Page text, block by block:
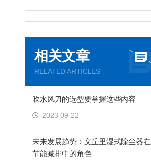
相关文章
RELATED ARTICLES
吹水风刀的选型要掌握这些内容
2023-09-22
未来发展趋势：文丘里湿式除尘器在
节能减排中的角色